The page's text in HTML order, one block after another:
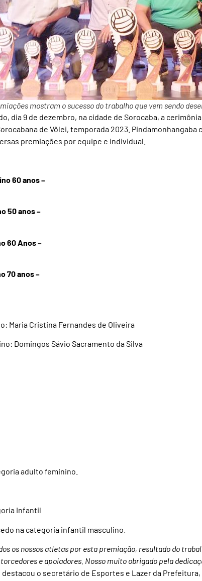
mostram o sucesso do trabalho que vem sendo
dia 9 de dezembro, na cidade de Sorocaba, a
de Vôlei, temporada 2023.
premiações por equipe e individual.
60 anos –
50 anos –
60 Anos –
70 anos –
Maria Cristina Fernandes de Oliveira
Domingos Sávio Sacramento da Silva
adulto feminino.
Infantil
na categoria infantil masculino.
os nossos atletas por esta premiação, resultado do
e apoiadores. Nosso muito obrigado pela
destacou o secretário de Esportes e Lazer da